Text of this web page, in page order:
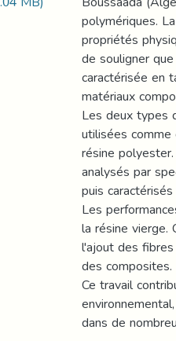
polymériques.
propriétés
de souligner
caractérisée en
matériaux
Les deux types
utilisées
résine
analysés par
puis
Les
la résine
l'ajout des
des composites.
Ce travail
dans de